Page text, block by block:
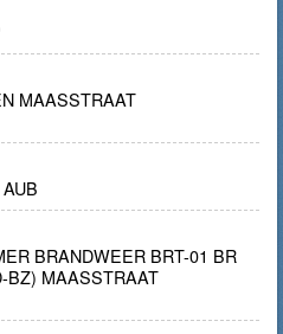
MAASSTRAAT
BRANDWEER BRT-01 BR
BZ) MAASSTRAAT